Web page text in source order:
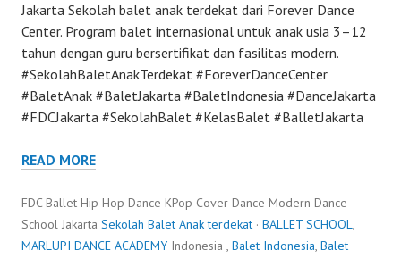
Jakarta Sekolah balet anak terdekat dari Forever Dance
Center. Program balet internasional untuk anak usia 3–12
tahun dengan guru bersertifikat dan fasilitas modern.
#SekolahBaletAnakTerdekat #ForeverDanceCenter
#BaletAnak #BaletJakarta #BaletIndonesia #DanceJakarta
#FDCJakarta #SekolahBalet #KelasBalet #BalletJakarta
READ MORE
FDC Ballet Hip Hop Dance KPop Cover Dance Modern Dance
School Jakarta Sekolah Balet Anak terdekat · BALLET SCHOOL,
MARLUPI DANCE ACADEMY Indonesia , Balet Indonesia, Balet